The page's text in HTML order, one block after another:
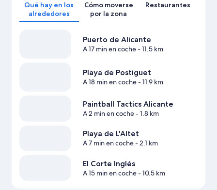
Qué hay en los
alrededores
Cómo moverse
por la zona
Restaurantes
Puerto de Alicante
A 17 min en coche- 11.5 km
Playa de Postiguet
A 18 min en coche- 11.9 km
Paintball Tactics Alicante
A 2 min en coche- 1.8 km
Playa de L'Altet
A 7 min en coche- 2.1 km
El Corte Inglés
A 15 min en coche- 10.5 km